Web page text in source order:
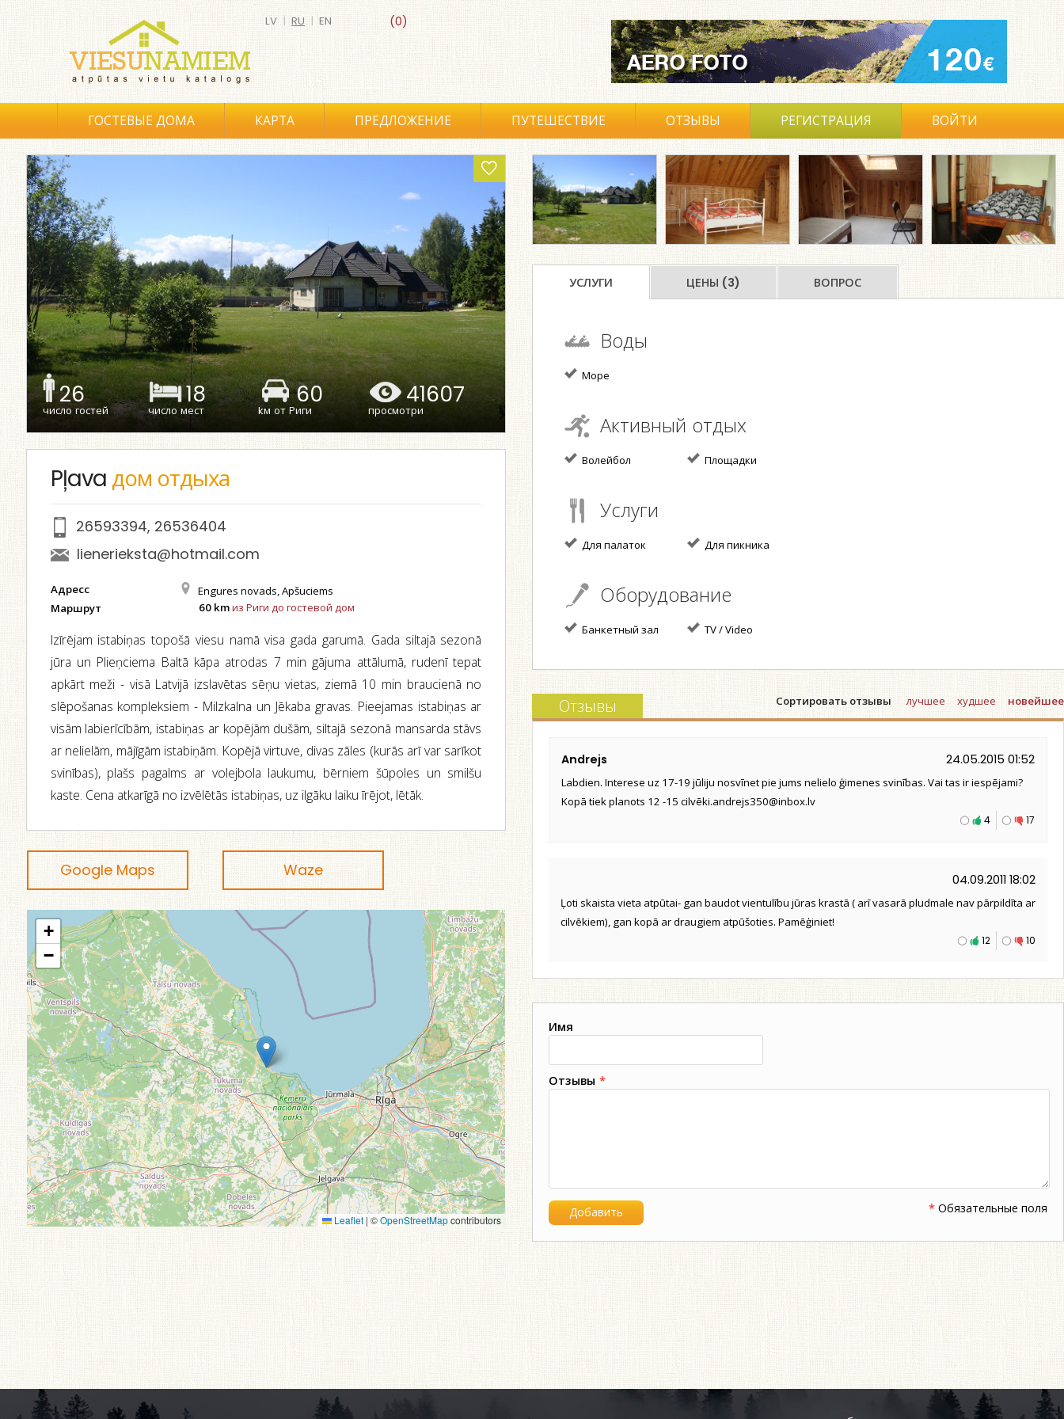
(0)
LV | RU | EN
ГОСТЕВЫЕ ДОМА КАРТА ПРЕДЛОЖЕНИЕ ПУТЕШЕСТВИЕ ОТЗЫВЫ РЕГИСТРАЦИЯ ВОЙТИ
26
число гостей
18
число мест
60
kм от Риги
41607
просмотри
Pļava дом отдыха
26593394, 26536404
lienerieksta@hotmail.com
Адресс Engures novads, Apšuciems
Маршрут 60 kmиз Риги до гостевой дом
Izīrējam istabiņas topošā viesu namā visa gada garumā. Gada siltajā sezonā
jūra un Plieņciema Baltā kāpa atrodas 7 min gājuma attālumā, rudenī tepat
apkārt meži - visā Latvijā izslavētas sēņu vietas, ziemā 10 min braucienā no
slēpošanas kompleksiem - Milzkalna un Jēkaba gravas. Pieejamas istabiņas ar
visām labierīcībām, istabiņas ar kopējām dušām, siltajā sezonā mansarda stāvs
ar nelielām, mājīgām istabiņām. Kopējā virtuve, divas zāles (kurās arī var sarīkot
svinības), plašs pagalms ar volejbola laukumu, bērniem šūpoles un smilšu
kaste. Cena atkarīgā no izvēlētās istabiņas, uz ilgāku laiku īrējot, lētāk.
Google Maps Waze
+
−
Leaflet | ©OpenStreetMapcontributors
УСЛУГИ ЦЕНЫ (3) ВОПРОС
Воды
Море
Активный отдых
Волейбол Площадки
Услуги
Для палаток Для пикника
Оборудование
Банкетный зал TV / Video
Сортировать отзывы лучшее худшее новейшее
Отзывы
Andrejs 24.05.2015 01:52
Labdien. Interese uz 17-19 jūliju nosvīnet pie jums nelielo ģimenes svinības. Vai tas ir iespējami?
Kopā tiek planots 12 -15 cilvēki.andrejs350@inbox.lv
17
4
04.09.2011 18:02
Ļoti skaista vieta atpūtai- gan baudot vientulību jūras krastā ( arī vasarā pludmale nav pārpildīta ar
cilvēkiem), gan kopā ar draugiem atpūšoties. Pamēģiniet!
10
12
Имя
Отзывы *
* Обязательные поля